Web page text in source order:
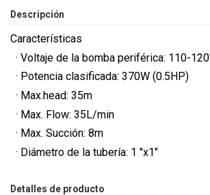
Descripción
Características
· Voltaje de la bomba periférica: 110-
· Potencia clasificada: 370W (0.5HP)
· Max.head: 35m
· Max. Flow: 35L/min
· Max. Succión: 8m
· Diámetro de la tubería: 1 "x1"
Detalles de producto